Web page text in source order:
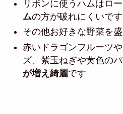
リボンに使うハムはロ
ムの方が破れにくいです
その他お好きな野菜を
赤いドラゴンフルーツ
ズ、紫玉ねぎや黄色の
が増え綺麗です